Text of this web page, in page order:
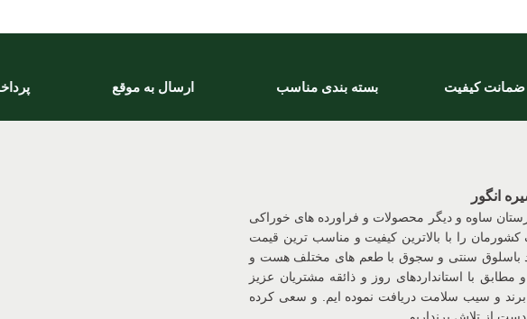
ضمانت کیفیت بسته بندی مناسب ارسال به موقع
انگور
ساوه و دیگر محصولات و فراورده های خوراکی
را با بالاترین کیفیت و مناسب ترین قیمت
باسلوق سنتی و سجوق با طعم های مختلف هست و
با استانداردهای روز و ذائقه مشتریان عزیز
را از جمله ثبت برند و سیب سلامت دریافت نموده ایم. و سعی کرده